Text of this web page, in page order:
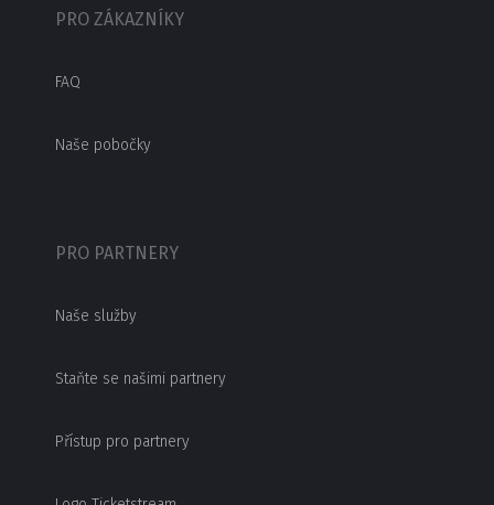
PRO ZÁKAZNÍKY
FAQ
Naše pobočky
PRO PARTNERY
Naše služby
Staňte se našimi partnery
Přístup pro partnery